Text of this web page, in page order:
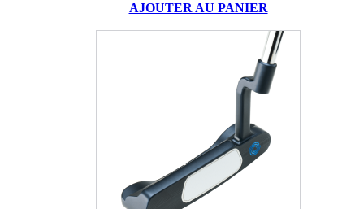
AJOUTER AU PANIER